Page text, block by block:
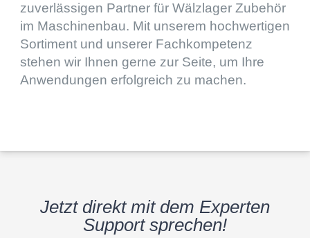
zuver­läs­si­gen Partner für Wälzla­ger Zubehör
im Maschi­nen­bau. Mit unserem hochwer­ti­gen
Sorti­ment und unserer Fachkom­pe­tenz
stehen wir Ihnen gerne zur Seite, um Ihre
Anwen­dun­gen erfolg­reich zu machen.
Jetzt direkt mit dem Exper­ten
Support sprechen!